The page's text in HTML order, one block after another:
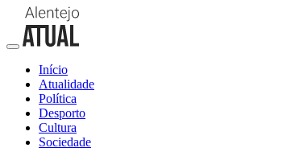
Início
Atualidade
Política
Desporto
Cultura
Sociedade